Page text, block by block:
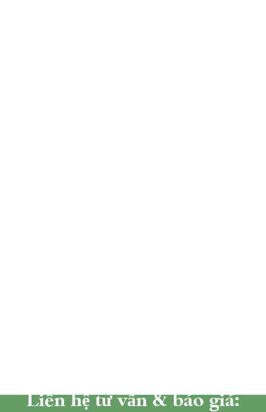
Liên hệ tư vấn & báo giá: